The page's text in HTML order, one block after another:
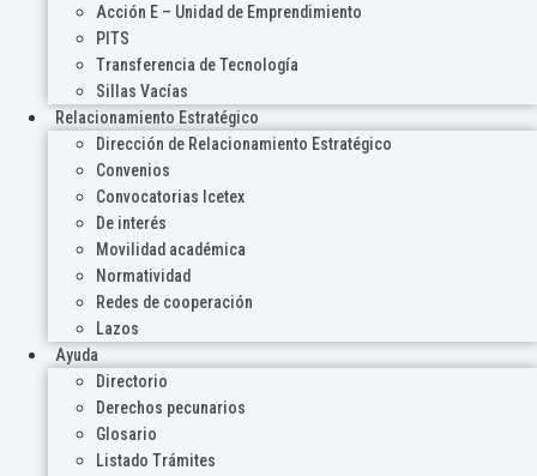
Acción E – Unidad de Emprendimiento
PITS
Transferencia de Tecnología
Sillas Vacías
Relacionamiento Estratégico
Dirección de Relacionamiento Estratégico
Convenios
Convocatorias Icetex
De interés
Movilidad académica
Normatividad
Redes de cooperación
Lazos
Ayuda
Directorio
Derechos pecunarios
Glosario
Listado Trámites